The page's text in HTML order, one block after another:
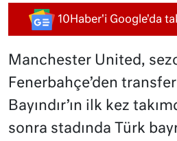
10Haber'i Google'da
Manchester United,
Fenerbahçe’den
Bayındır’ın ilk kez
sonra stadında Türk